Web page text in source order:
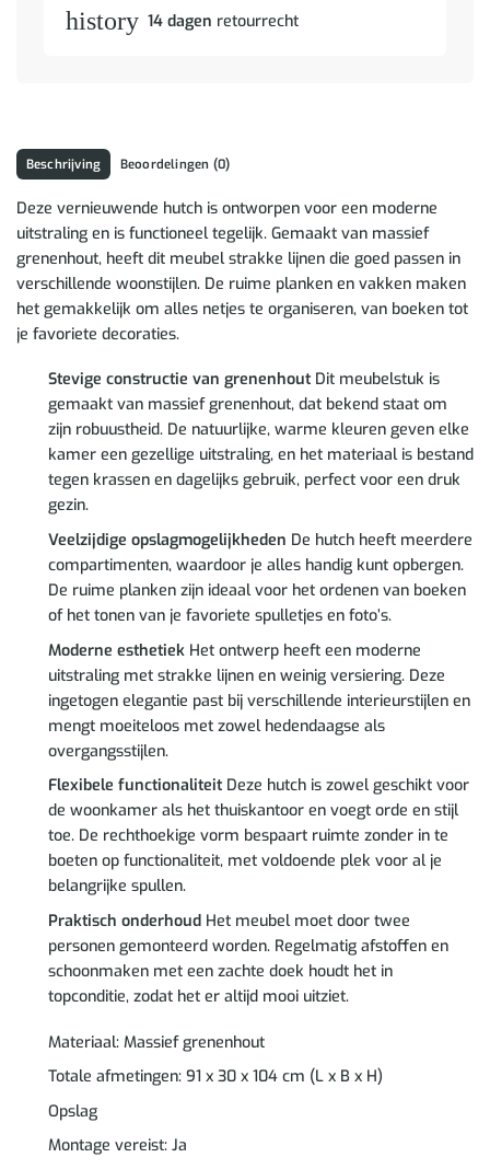
history 14 dagen retourrecht
Beschrijving Beoordelingen (0)
Deze vernieuwende hutch is ontworpen voor een moderne
uitstraling en is functioneel tegelijk. Gemaakt van massief
grenenhout, heeft dit meubel strakke lijnen die goed passen in
verschillende woonstijlen. De ruime planken en vakken maken
het gemakkelijk om alles netjes te organiseren, van boeken tot
je favoriete decoraties.
Stevige constructie van grenenhoutDit meubelstuk is
gemaakt van massief grenenhout, dat bekend staat om
zijn robuustheid. De natuurlijke, warme kleuren geven elke
kamer een gezellige uitstraling, en het materiaal is bestand
tegen krassen en dagelijks gebruik, perfect voor een druk
gezin.
Veelzijdige opslagmogelijkheden De hutch heeft meerdere
compartimenten, waardoor je alles handig kunt opbergen.
De ruime planken zijn ideaal voor het ordenen van boeken
of het tonen van je favoriete spulletjes en foto’s.
Moderne esthetiekHet ontwerp heeft een moderne
uitstraling met strakke lijnen en weinig versiering. Deze
ingetogen elegantie past bij verschillende interieurstijlen en
mengt moeiteloos met zowel hedendaagse als
overgangsstijlen.
Flexibele functionaliteitDeze hutch is zowel geschikt voor
de woonkamer als het thuiskantoor en voegt orde en stijl
toe. De rechthoekige vorm bespaart ruimte zonder in te
boeten op functionaliteit, met voldoende plek voor al je
belangrijke spullen.
Praktisch onderhoudHet meubel moet door twee
personen gemonteerd worden. Regelmatig afstoffen en
schoonmaken met een zachte doek houdt het in
topconditie, zodat het er altijd mooi uitziet.
Materiaal: Massief grenenhout
Totale afmetingen: 91 x 30 x 104 cm (L x B x H)
Opslag
Montage vereist: Ja